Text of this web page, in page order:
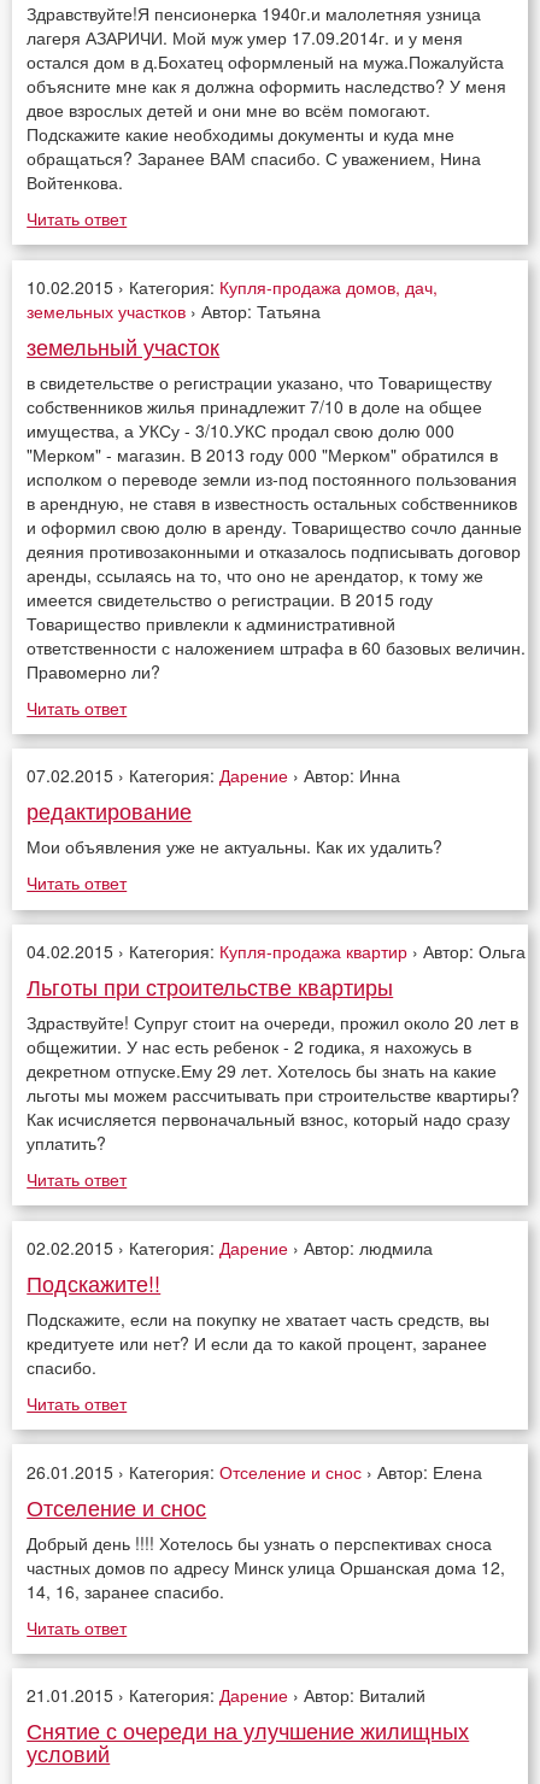
Здравствуйте!Я пенсионерка 1940г.и малолетняя узница
лагеря АЗАРИЧИ. Мой муж умер 17.09.2014г. и у меня
остался дом в д.Бохатец оформленый на мужа.Пожалуйста
объясните мне как я должна оформить наследство? У меня
двое взрослых детей и они мне во всём помогают.
Подскажите какие необходимы документы и куда мне
обращаться? Заранее ВАМ спасибо. С уважением, Нина
Войтенкова.
Читать ответ
10.02.2015 › Категория: Купля-продажа домов, дач,
земельных участков › Автор: Татьяна
земельный участок
в свидетельстве о регистрации указано, что Товариществу
собственников жилья принадлежит 7/10 в доле на общее
имущества, а УКСу - 3/10.УКС продал свою долю 000
"Мерком" - магазин. В 2013 году 000 "Мерком" обратился в
исполком о переводе земли из-под постоянного пользования
в арендную, не ставя в известность остальных собственников
и оформил свою долю в аренду. Товарищество сочло данные
деяния противозаконными и отказалось подписывать договор
аренды, ссылаясь на то, что оно не арендатор, к тому же
имеется свидетельство о регистрации. В 2015 году
Товарищество привлекли к административной
ответственности с наложением штрафа в 60 базовых величин.
Правомерно ли?
Читать ответ
07.02.2015 › Категория:Дарение › Автор: Инна
редактирование
Мои объявления уже не актуальны. Как их удалить?
Читать ответ
04.02.2015 › Категория: Купля-продажа квартир › Автор: Ольга
Льготы при строительстве квартиры
Здраствуйте! Супруг стоит на очереди, прожил около 20 лет в
общежитии. У нас есть ребенок - 2 годика, я нахожусь в
декретном отпуске.Ему 29 лет. Хотелось бы знать на какие
льготы мы можем рассчитывать при строительстве квартиры?
Как исчисляется первоначальный взнос, который надо сразу
уплатить?
Читать ответ
02.02.2015 › Категория: Дарение › Автор: людмила
Подскажите!!
Подскажите, если на покупку не хватает часть средств, вы
кредитуете или нет? И если да то какой процент, заранее
спасибо.
Читать ответ
26.01.2015 › Категория:Отселение и снос › Автор: Елена
Отселение и снос
Добрый день !!!! Хотелось бы узнать о перспективах сноса
частных домов по адресу Минск улица Оршанская дома 12,
14, 16, заранее спасибо.
Читать ответ
21.01.2015 › Категория:Дарение › Автор: Виталий
Снятие с очереди на улучшение жилищных
условий